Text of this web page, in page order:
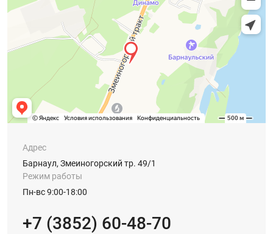
Адрес
Барнаул, Змеиногорский тр. 49/1
Режим работы
Пн-вс 9:00-18:00
+7 (3852) 60-48-70